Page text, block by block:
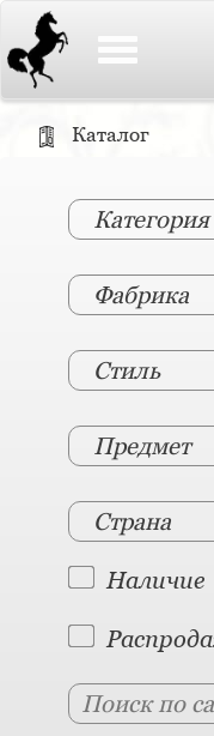
Каталог
Категория
Фабрика
Стиль
Предмет
Страна
Наличие